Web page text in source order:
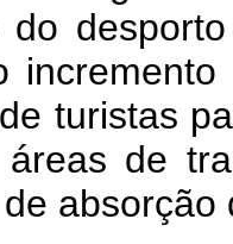
do
turistas
de
absorção